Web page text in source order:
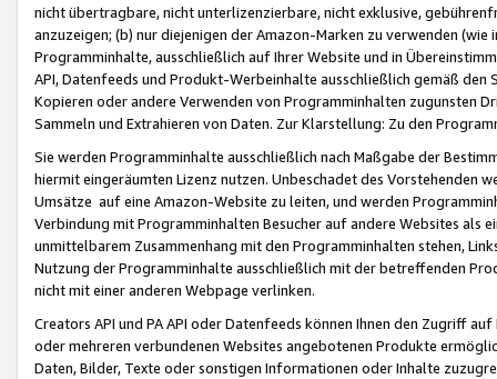
nicht übertragbare, nicht unterlizenzierbare, nicht exklusive,
anzuzeigen; (b) nur diejenigen der Amazon-Marken zu verwenden
Programminhalte, ausschließlich auf Ihrer Website und in
API, Datenfeeds und Produkt-Werbeinhalte ausschließlich gemäß
Kopieren oder andere Verwenden von Programminhalten zugunsten
Sammeln und Extrahieren von Daten. Zur Klarstellung: Zu den
Sie werden Programminhalte ausschließlich nach Maßgabe der
hiermit eingeräumten Lizenz nutzen. Unbeschadet des Vorstehenden
Umsätze auf eine Amazon-Website zu leiten, und werden
Verbindung mit Programminhalten Besucher auf andere Websites als
unmittelbarem Zusammenhang mit den Programminhalten stehen,
Nutzung der Programminhalte ausschließlich mit der betreffenden
nicht mit einer anderen Webpage verlinken.
Creators API und PA API oder Datenfeeds können Ihnen den Zugriff
oder mehreren verbundenen Websites angebotenen Produkte
Daten, Bilder, Texte oder sonstigen Informationen oder Inhalte